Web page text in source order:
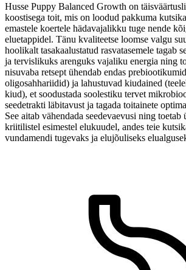
Husse Puppy Balanced Growth on
koostisega toit, mis on loodud pakkuma
emastele koertele hädavajalikku tuge nende
eluetappidel. Tänu kvaliteetse loomse valgu
hoolikalt tasakaalustatud rasvatasemele tagab
ja tervislikuks arenguks vajaliku energia ning
nisuvaba retsept ühendab endas
oligosahhariidid) ja lahustuvad kiudained
kiud), et soodustada soolestiku tervet
seedetrakti läbitavust ja tagada toitainete
See aitab vähendada seedevaevusi ning toetab
kriitilistel esimestel elukuudel, andes teie
vundamendi tugevaks ja elujõuliseks